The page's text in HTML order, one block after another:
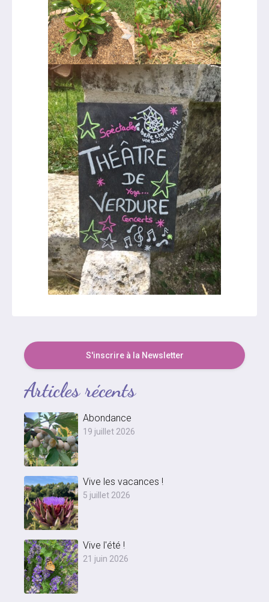
S'inscrire à la Newsletter
Articles récents
Abondance
19 juillet 2026
Vive les vacances !
5 juillet 2026
Vive l'été !
21 juin 2026